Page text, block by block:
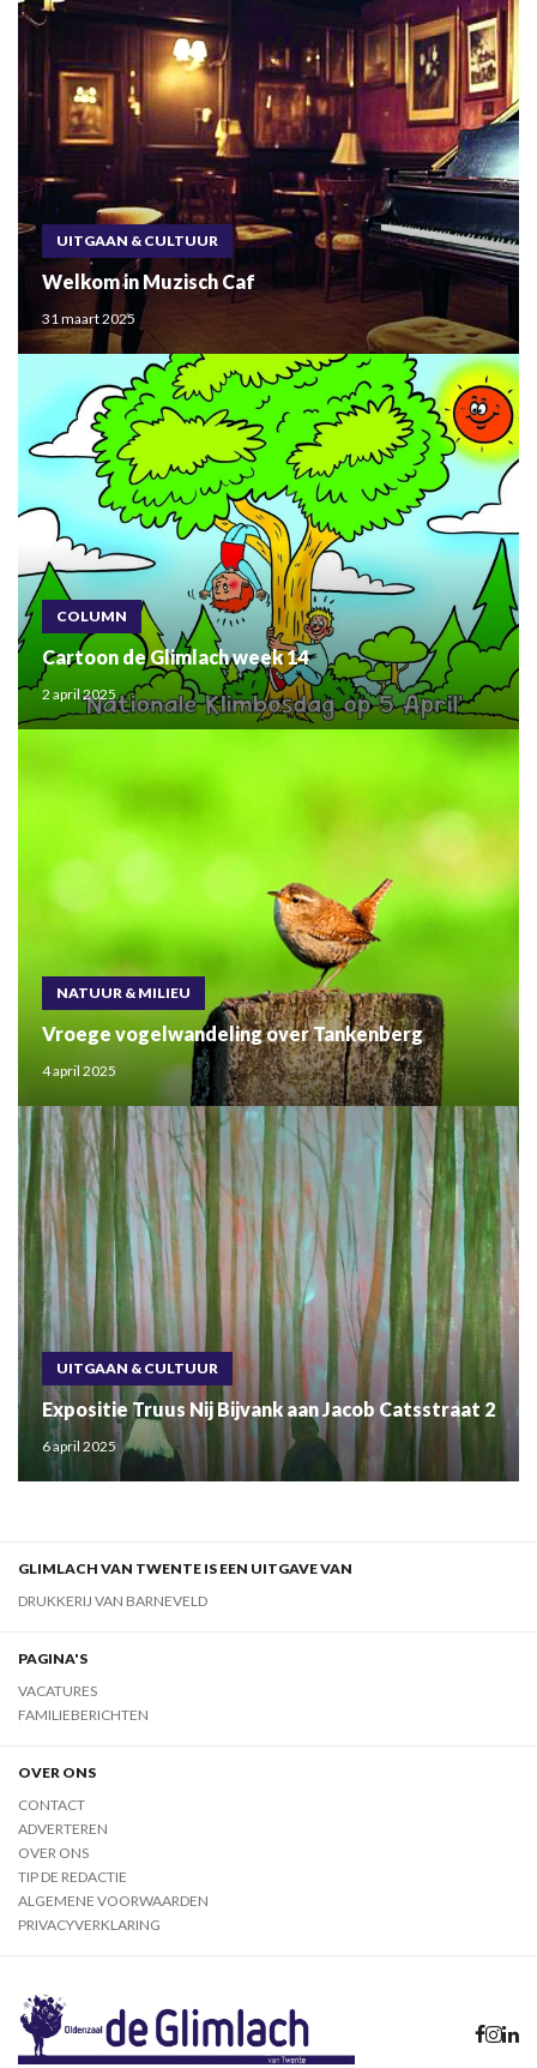
UITGAAN & CULTUUR
Welkom in Muzisch Caf
31 maart 2025
COLUMN
Cartoon de Glimlach week 14
2 april 2025
NATUUR & MILIEU
Vroege vogelwandeling over Tankenberg
4 april 2025
UITGAAN & CULTUUR
Expositie Truus Nij Bijvank aan Jacob Catsstraat 2
6 april 2025
GLIMLACH VAN TWENTE IS EEN UITGAVE VAN
DRUKKERIJ VAN BARNEVELD
PAGINA'S
VACATURES
FAMILIEBERICHTEN
OVER ONS
CONTACT
ADVERTEREN
OVER ONS
TIP DE REDACTIE
ALGEMENE VOORWAARDEN
PRIVACYVERKLARING